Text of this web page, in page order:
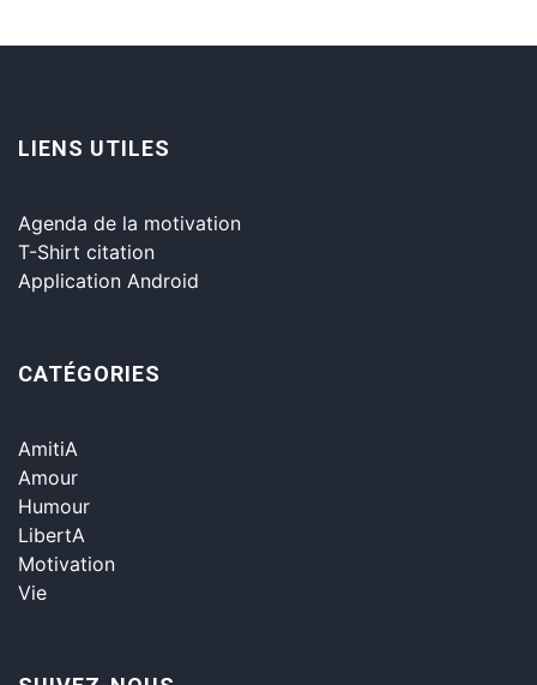
LIENS UTILES
Agenda de la motivation
T-Shirt citation
Application Android
CATÉGORIES
AmitiA
Amour
Humour
LibertA
Motivation
Vie